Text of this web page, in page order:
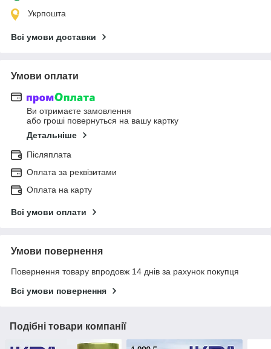
Укрпошта
Всі умови доставки
Умови оплати
Ви отримаєте замовлення
або гроші повернуться на вашу картку
Детальніше
Післяплата
Оплата за реквізитами
Оплата на карту
Всі умови оплати
Умови повернення
Повернення товару впродовж 14 днів за рахунок покупця
Всі умови повернення
Подібні товари компанії